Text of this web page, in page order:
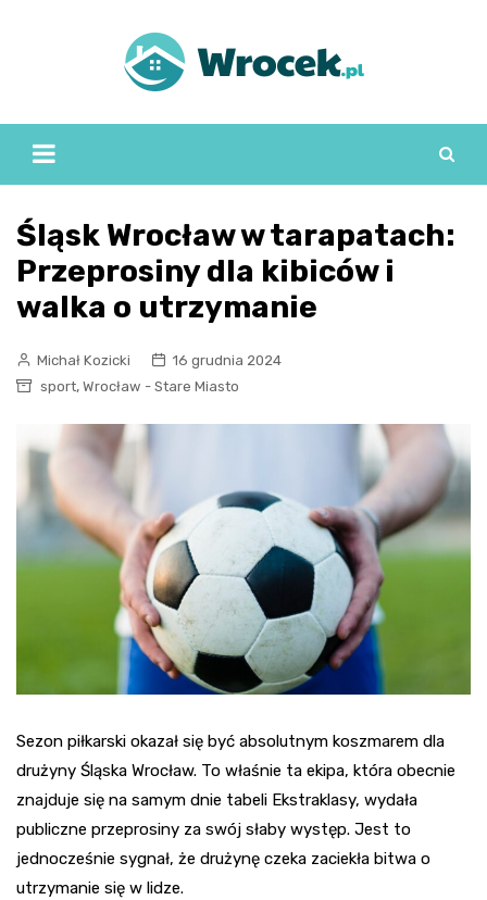
Śląsk Wrocław w tarapatach:
Przeprosiny dla kibiców i
walka o utrzymanie
Michał Kozicki
16 grudnia 2024
sport, Wrocław - Stare Miasto
Sezon piłkarski okazał się być absolutnym koszmarem dla
drużyny Śląska Wrocław. To właśnie ta ekipa, która obecnie
znajduje się na samym dnie tabeli Ekstraklasy, wydała
publiczne przeprosiny za swój słaby występ. Jest to
jednocześnie sygnał, że drużynę czeka zaciekła bitwa o
utrzymanie się w lidze.